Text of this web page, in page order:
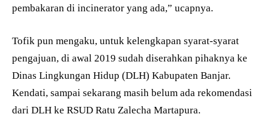
pembakaran di incinerator yang ada,” ucapnya.
Tofik pun mengaku, untuk kelengkapan syarat-syarat
pengajuan, di awal 2019 sudah diserahkan pihaknya ke
Dinas Lingkungan Hidup (DLH) Kabupaten Banjar.
Kendati, sampai sekarang masih belum ada rekomendasi
dari DLH ke RSUD Ratu Zalecha Martapura.